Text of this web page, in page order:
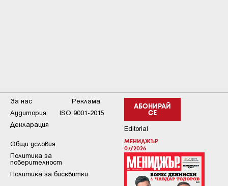
АБОНИРАЙ
СЕ
Editorial
МЕНИДЖЪР
07/2026
За нас
Реклама
Аудитория
ISO 9001-2015
Декларация
Общи условия
Пoлитикa зa
пoвepитeлнocт
Политика за бисквитки